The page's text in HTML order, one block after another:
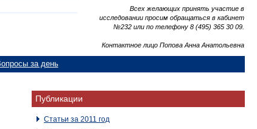
Всех желающих принять участие в
исследовании просим обращаться в кабинет
№232 или по телефону 8 (495) 365 30 09.
Контактное лицо Попова Анна Анатольевна
за день
Публикации
Статьи за 2011 год